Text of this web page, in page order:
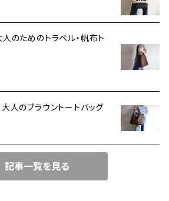
のためのトラベル・帆布ト
人のブラウントートバッグ
記事一覧を見る